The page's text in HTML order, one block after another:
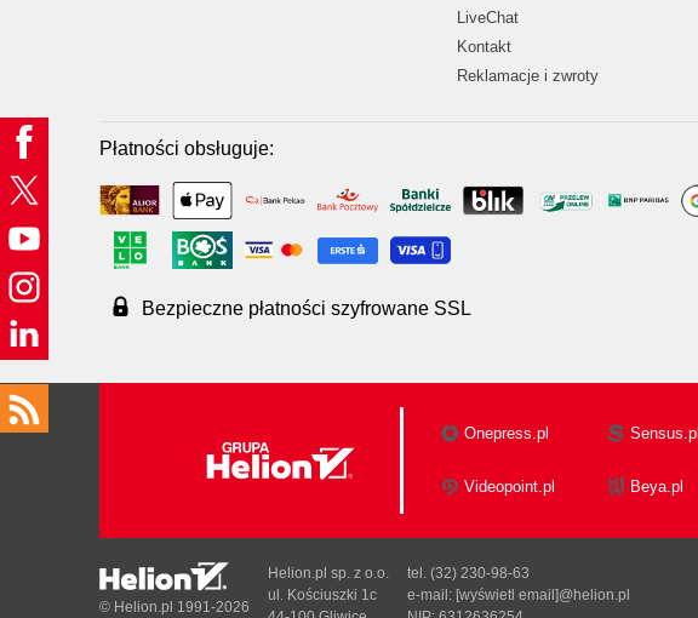
LiveChat
Kontakt
Reklamacje i zwroty
Płatności obsługuje:
Bezpieczne płatności szyfrowane SSL
Onepress.pl Sensus.pl
Videopoint.pl Beya.pl
© Helion.pl 1991-2026
Helion.pl sp. z o.o.
ul. Kościuszki 1c
tel. (32) 230-98-63
e-mail: [wyświetl email]@helion.pl